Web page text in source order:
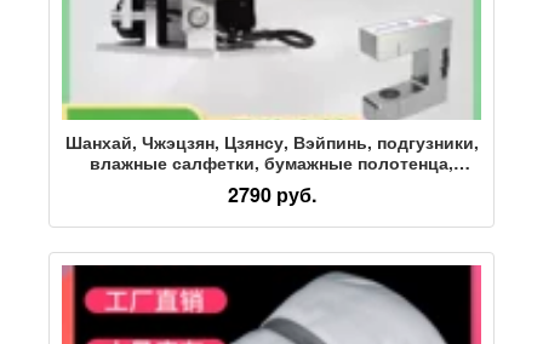
Шанхай, Чжэцзян, Цзянсу, Вэйпинь, подгузники,
влажные салфетки, бумажные полотенца,
намотка литиевых батареек, продольная резка,
высечка под давлением, рамка для коррекции
разреза
2790 руб.